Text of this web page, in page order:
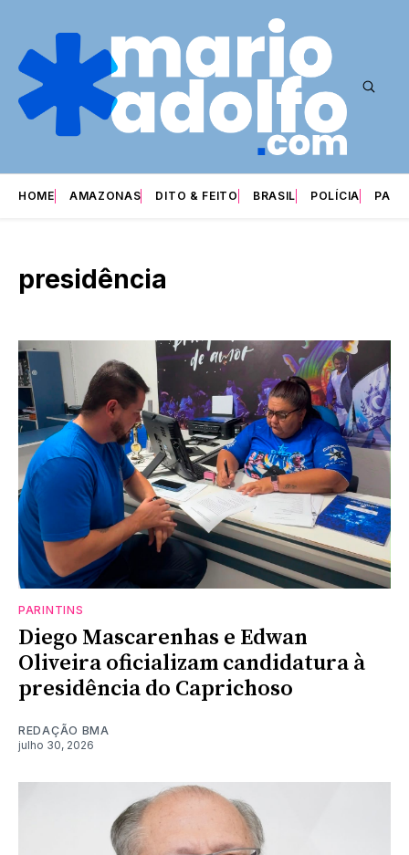
HOME AMAZONAS DITO & FEITO BRASIL POLÍCIA
presidência
PARINTINS
Diego Mascarenhas e Edwan
Oliveira oficializam candidatura à
presidência do Caprichoso
REDAÇÃO BMA
julho 30, 2026